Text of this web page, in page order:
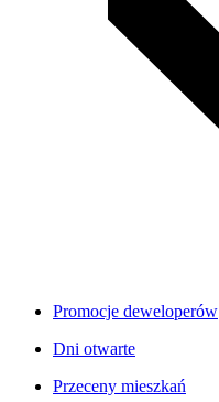
Promocje deweloperów
Dni otwarte
Przeceny mieszkań